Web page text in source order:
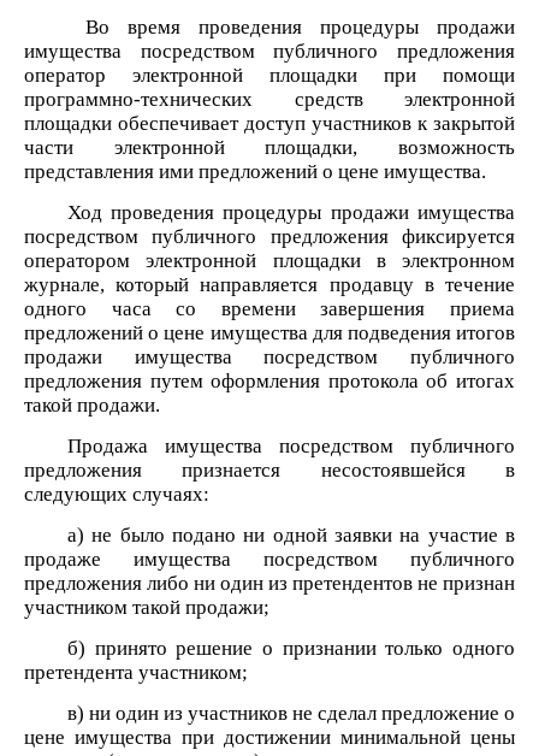
Во время проведения процедуры продажи
имущества посредством публичного предложения
оператор электронной площадки при помощи
программно-технических средств электронной
площадки обеспечивает доступ участников к закрытой
части электронной площадки, возможность
представления ими предложений о цене имущества.
Ход проведения процедуры продажи имущества
посредством публичного предложения фиксируется
оператором электронной площадки в электронном
журнале, который направляется продавцу в течение
одного часа со времени завершения приема
предложений о цене имущества для подведения итогов
продажи имущества посредством публичного
предложения путем оформления протокола об итогах
такой продажи.
Продажа имущества посредством публичного
предложения признается несостоявшейся в
следующих случаях:
а) не было подано ни одной заявки на участие в
продаже имущества посредством публичного
предложения либо ни один из претендентов не признан
участником такой продажи;
б) принято решение о признании только одного
претендента участником;
в) ни один из участников не сделал предложение о
цене имущества при достижении минимальной цены